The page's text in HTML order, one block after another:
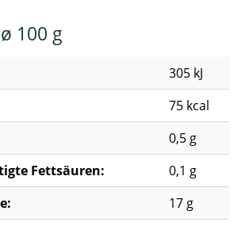
100 g
305 kJ
75 kcal
0,5 g
Fettsäuren:
0,1 g
17 g